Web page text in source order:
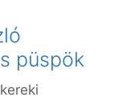
püspök